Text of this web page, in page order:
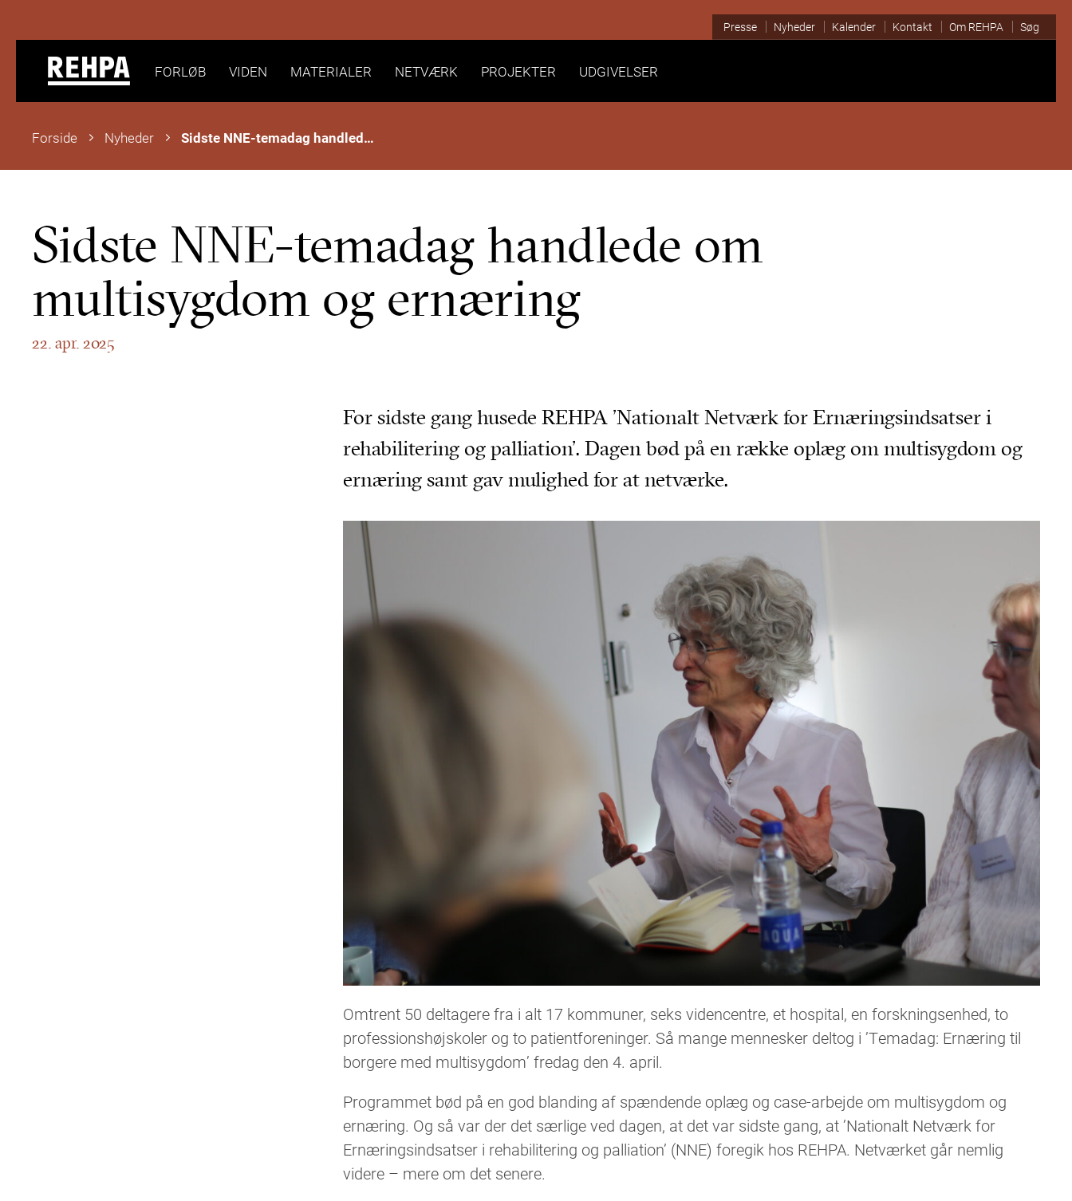
Forside Nyheder Sidste NNE-temadag handlede om multisygdom og ernæring
Sidste NNE-temadag handlede om
multisygdom og ernæring
22. apr. 2025
For sidste gang husede REHPA ’Nationalt Netværk for Ernæringsindsatser i
rehabilitering og palliation’. Dagen bød på en række oplæg om multisygdom og
ernæring samt gav mulighed for at netværke.
Omtrent 50 deltagere fra i alt 17 kommuner, seks videncentre, et hospital, en forskningsenhed, to
professionshøjskoler og to patientforeninger. Så mange mennesker deltog i ’Temadag: Ernæring til
borgere med multisygdom’ fredag den 4. april.
Programmet bød på en god blanding af spændende oplæg og case-arbejde om multisygdom og
ernæring. Og så var der det særlige ved dagen, at det var sidste gang, at ’Nationalt Netværk for
Ernæringsindsatser i rehabilitering og palliation’ (NNE) foregik hos REHPA. Netværket går nemlig
videre – mere om det senere.
Presse Nyheder Kalender Kontakt Om REHPA Søg
FORLØB VIDEN MATERIALER NETVÆRK PROJEKTER UDGIVELSER